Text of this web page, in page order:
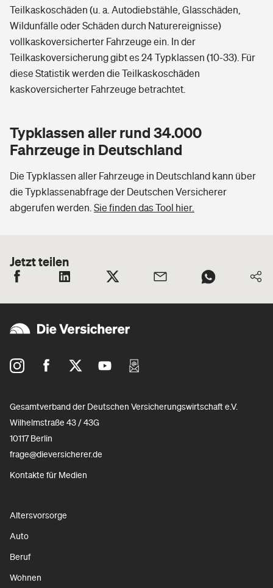
Teilkaskoschäden (u. a. Autodiebstähle, Glasschäden,
Wildunfälle oder Schäden durch Naturereignisse)
vollkaskoversicherter Fahrzeuge ein. In der
Teilkaskoversicherung gibt es 24 Typklassen (10-33). Für
diese Statistik werden die Teilkaskoschäden
kaskoversicherter Fahrzeuge betrachtet.
Typklassen aller rund 34.000
Fahrzeuge in Deutschland
Die Typklassen aller Fahrzeuge in Deutschland kann über
die Typklassenabfrage der Deutschen Versicherer
abgerufen werden. Sie finden das Tool hier.
Jetzt teilen
Gesamtverband der Deutschen Versicherungswirtschaft e.V.
Wilhelmstraße 43 / 43G
10117 Berlin
frage@dieversicherer.de
Kontakte für Medien
Altersvorsorge
Auto
Beruf
Wohnen